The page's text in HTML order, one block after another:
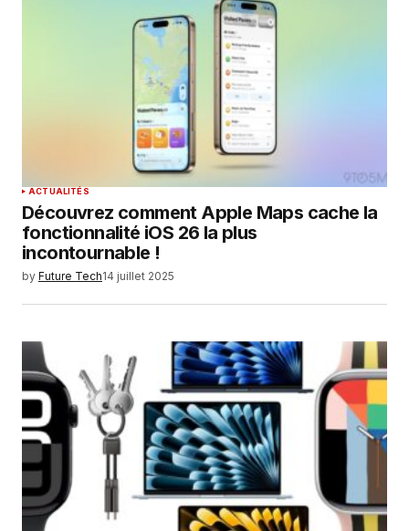
ACTUALITÉS
Découvrez comment Apple Maps cache la
fonctionnalité iOS 26 la plus
incontournable !
by Future Tech14 juillet 2025